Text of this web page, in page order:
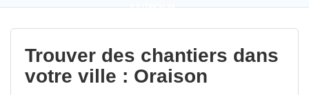
9,5(100%)40
votes
Trouver des chantiers dans
votre ville : Oraison